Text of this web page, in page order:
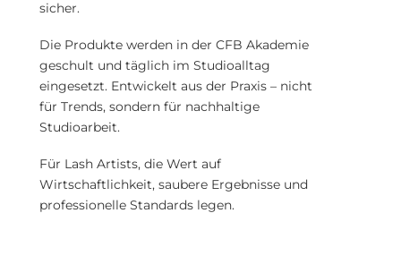
sicher.
Die Produkte werden in der CFB Akademie
geschult und täglich im Studioalltag
eingesetzt. Entwickelt aus der Praxis – nicht
für Trends, sondern für nachhaltige
Studioarbeit.
Für Lash Artists, die Wert auf
Wirtschaftlichkeit, saubere Ergebnisse und
professionelle Standards legen.